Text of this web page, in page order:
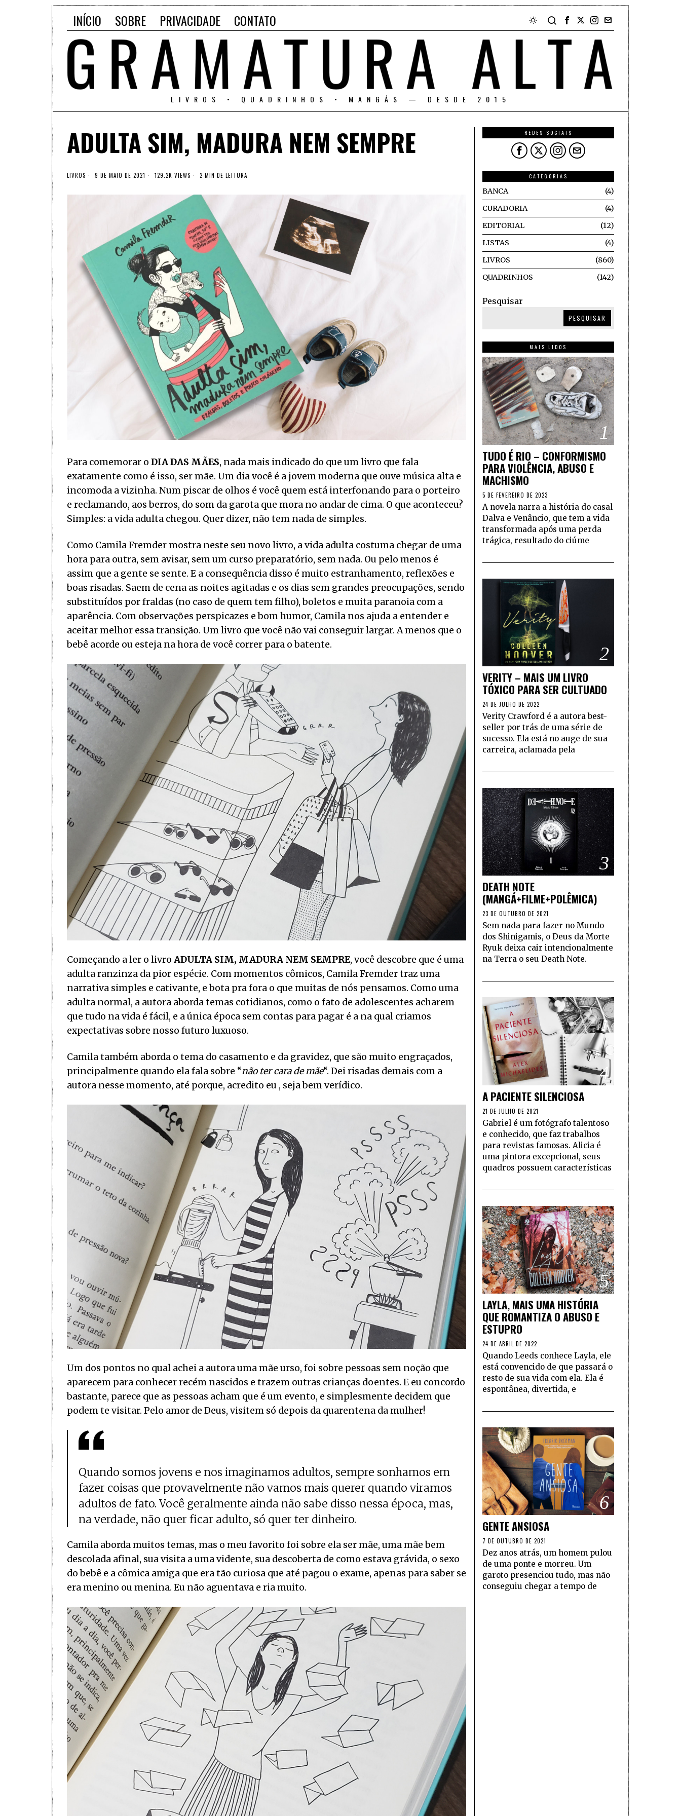
INÍCIO SOBRE PRIVACIDADE CONTATO
LIVROS • QUADRINHOS • MANGÁS — DESDE 2015
ADULTA SIM, MADURA NEM SEMPRE
LIVROS 9 DE MAIO DE 2021 129.2K VIEWS 2 MIN DE LEITURA
Para comemorar o DIA DAS MÃES, nada mais indicado do que um livro que fala
exatamente como é isso, ser mãe. Um dia você é a jovem moderna que ouve música alta e
incomoda a vizinha. Num piscar de olhos é você quem está interfonando para o porteiro
e reclamando, aos berros, do som da garota que mora no andar de cima. O que aconteceu?
Simples: a vida adulta chegou. Quer dizer, não tem nada de simples.
Como Camila Fremder mostra neste seu novo livro, a vida adulta costuma chegar de uma
hora para outra, sem avisar, sem um curso preparatório, sem nada. Ou pelo menos é
assim que a gente se sente. E a consequência disso é muito estranhamento, reflexões e
boas risadas. Saem de cena as noites agitadas e os dias sem grandes preocupações, sendo
substituídos por fraldas (no caso de quem tem filho), boletos e muita paranoia com a
aparência. Com observações perspicazes e bom humor, Camila nos ajuda a entender e
aceitar melhor essa transição. Um livro que você não vai conseguir largar. A menos que o
bebê acorde ou esteja na hora de você correr para o batente.
Começando a ler o livro ADULTA SIM, MADURA NEM SEMPRE, você descobre que é uma
adulta ranzinza da pior espécie. Com momentos cômicos, Camila Fremder traz uma
narrativa simples e cativante, e bota pra fora o que muitas de nós pensamos. Como uma
adulta normal, a autora aborda temas cotidianos, como o fato de adolescentes acharem
que tudo na vida é fácil, e a única época sem contas para pagar é a na qual criamos
expectativas sobre nosso futuro luxuoso.
Camila também aborda o tema do casamento e da gravidez, que são muito engraçados,
principalmente quando ela fala sobre “não ter cara de mãe“. Dei risadas demais com a
autora nesse momento, até porque, acredito eu , seja bem verídico.
Um dos pontos no qual achei a autora uma mãe urso, foi sobre pessoas sem noção que
aparecem para conhecer recém nascidos e trazem outras crianças doentes. E eu concordo
bastante, parece que as pessoas acham que é um evento, e simplesmente decidem que
podem te visitar. Pelo amor de Deus, visitem só depois da quarentena da mulher!
Quando somos jovens e nos imaginamos adultos, sempre sonhamos em
fazer coisas que provavelmente não vamos mais querer quando viramos
adultos de fato. Você geralmente ainda não sabe disso nessa época, mas,
na verdade, não quer ficar adulto, só quer ter dinheiro.
Camila aborda muitos temas, mas o meu favorito foi sobre ela ser mãe, uma mãe bem
descolada afinal, sua visita a uma vidente, sua descoberta de como estava grávida, o sexo
do bebê e a cômica amiga que era tão curiosa que até pagou o exame, apenas para saber se
era menino ou menina. Eu não aguentava e ria muito.
REDES SOCIAIS
CATEGORIAS
BANCA
4
CURADORIA
4
EDITORIAL
12
LISTAS
4
LIVROS
860
QUADRINHOS
142
Pesquisar
PESQUISAR
MAIS LIDOS
1
TUDO É RIO – CONFORMISMO
PARA VIOLÊNCIA, ABUSO E
MACHISMO
5 DE FEVEREIRO DE 2023
A novela narra a história do casal
Dalva e Venâncio, que tem a vida
transformada após uma perda
trágica, resultado do ciúme
2
VERITY – MAIS UM LIVRO
TÓXICO PARA SER CULTUADO
24 DE JULHO DE 2022
Verity Crawford é a autora best-
seller por trás de uma série de
sucesso. Ela está no auge de sua
carreira, aclamada pela
3
DEATH NOTE
(MANGÁ+FILME+POLÊMICA)
23 DE OUTUBRO DE 2021
Sem nada para fazer no Mundo
dos Shinigamis, o Deus da Morte
Ryuk deixa cair intencionalmente
na Terra o seu Death Note.
4
A PACIENTE SILENCIOSA
21 DE JULHO DE 2021
Gabriel é um fotógrafo talentoso
e conhecido, que faz trabalhos
para revistas famosas. Alicia é
uma pintora excepcional, seus
quadros possuem características
5
LAYLA, MAIS UMA HISTÓRIA
QUE ROMANTIZA O ABUSO E
ESTUPRO
24 DE ABRIL DE 2022
Quando Leeds conhece Layla, ele
está convencido de que passará o
resto de sua vida com ela. Ela é
espontânea, divertida, e
6
GENTE ANSIOSA
7 DE OUTUBRO DE 2021
Dez anos atrás, um homem pulou
de uma ponte e morreu. Um
garoto presenciou tudo, mas não
conseguiu chegar a tempo de